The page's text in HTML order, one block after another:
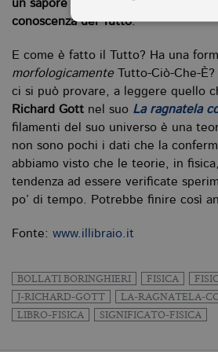
un sapore più intenso, che si
conoscenza del Tutto.
E come è fatto il Tutto? Ha una
morfologicamente Tutto-Ciò-Che-
ci si può provare, a leggere quello
Richard Gott nel suo La ragnatela
filamenti del suo universo è una
non sono pochi i dati che la
abbiamo visto che le teorie, in
tendenza ad essere verificate
po’ di tempo. Potrebbe finire così
Fonte: www.illibraio.it
BOLLATI BORINGHIERI FISICA
J-RICHARD-GOTT
LA-RAGNATELA-
LIBRO-FISICA
SIGNIFICATO-FISICA
Tecnici ed equiparati
Profilazione
I cookie tecnici sono
necessari, consentono la
del sito Web principale come
degli utenti e la gestione
correttamente senza i cookie
strettamente necessari. Col
delle condizioni previste dal
cookie analitici sono
consenso.
CookieScriptConsent